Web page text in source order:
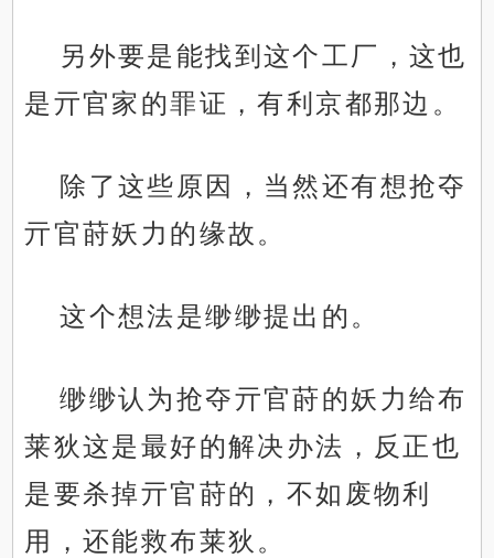
另外要是能找到这个工厂，这也
是亓官家的罪证，有利京都那边。
除了这些原因，当然还有想抢夺
亓官莳妖力的缘故。
这个想法是缈缈提出的。
缈缈认为抢夺亓官莳的妖力给布
莱狄这是最好的解决办法，反正也
是要杀掉亓官莳的，不如废物利
用，还能救布莱狄。